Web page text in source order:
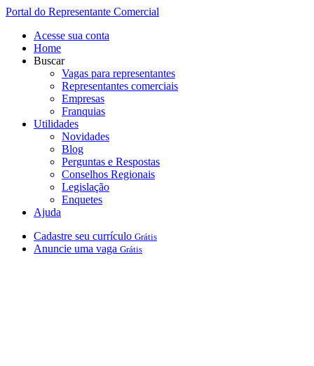
Portal do Representante Comercial
Acesse sua conta
Home
Buscar
Vagas para representantes
Representantes comerciais
Empresas
Franquias
Utilidades
Novidades
Blog
Perguntas e Respostas
Conselhos Regionais
Legislação
Enquetes
Ajuda
Cadastre seu currículo Grátis
Anuncie uma vaga Grátis